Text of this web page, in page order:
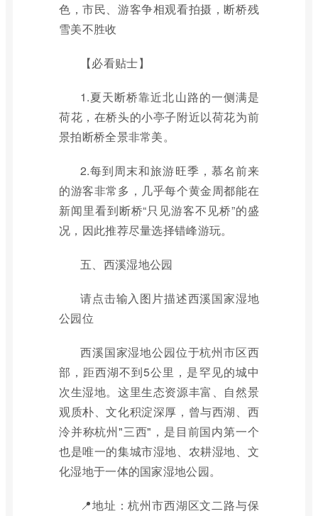
色，市民、游客争相观看拍摄，断桥残
雪美不胜收
【必看贴士】
1.夏天断桥靠近北山路的一侧满是
荷花，在桥头的小亭子附近以荷花为前
景拍断桥全景非常美。
2.每到周末和旅游旺季，慕名前来
的游客非常多，几乎每个黄金周都能在
新闻里看到断桥“只见游客不见桥”的盛
况，因此推荐尽量选择错峰游玩。
五、西溪湿地公园
请点击输入图片描述西溪国家湿地
公园位
西溪国家湿地公园位于杭州市区西
部，距西湖不到5公里，是罕见的城中
次生湿地。这里生态资源丰富、自然景
观质朴、文化积淀深厚，曾与西湖、西
泠并称杭州"三西"，是目前国内第一个
也是唯一的集城市湿地、农耕湿地、文
化湿地于一体的国家湿地公园。
📍地址：杭州市西湖区文二路与保